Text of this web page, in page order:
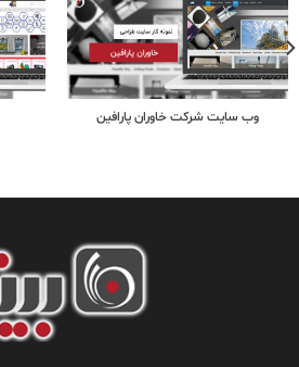
وب سایت شرکت خاوران پارافین